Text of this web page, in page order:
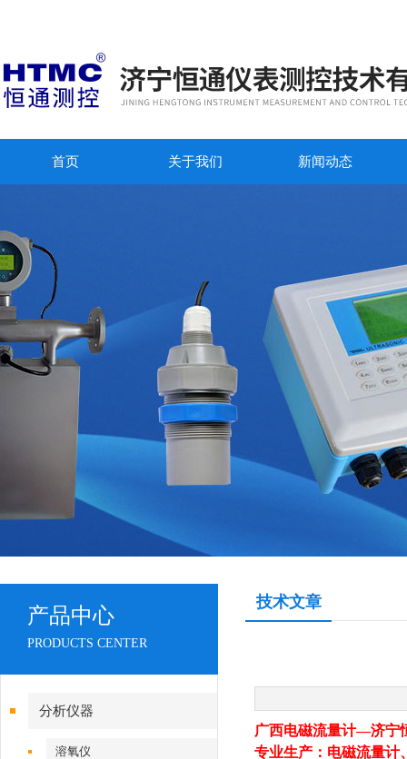
首页 关于我们 新闻动态
产品中心
PRODUCTS CENTER
分析仪器
溶氧仪
技术文章
广西电磁流量计—济宁
专业生产：电磁流量计